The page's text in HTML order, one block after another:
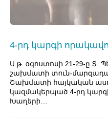
4-րդ կարգի
Ս.թ. օգոստոսի 21-29-ը Տ.
շախմատի տուն-
Շախմատի հայկական
կազմակերպած 4-րդ
Խաղերի…